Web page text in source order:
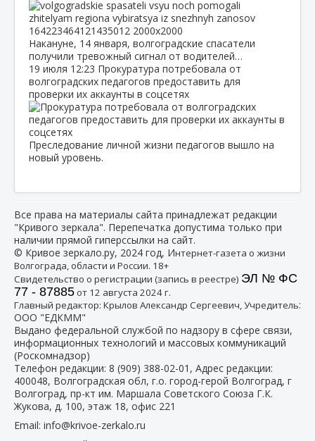
Накануне, 14 января, волгоградские спасатели
получили тревожный сигнал от водителей…
19 июля 12:23 Прокуратура потребовала от
волгоградских педагогов предоставить для
проверки их аккаунты в соцсетях
Преследование личной жизни педагогов вышло на
новый уровень.
Все права на материалы сайта принадлежат редакции
"Кривого зеркала". Перепечатка допустима только при
наличии прямой гиперссылки на сайт.
© Кривое зеркало.ру, 2024 год, Интернет-газета о жизни
Волгограда, области и России. 18+
Свидетельство о регистрации (запись в реестре) ЭЛ № ФС
77 - 87885от 12 августа 2024 г.
Главный редактор: Крылов Александр Сергеевич, Учредитель:
ООО "ЕДКММ"
Выдано федеральной службой по надзору в сфере связи,
информационных технологий и массовых коммуникаций
(Роскомнадзор)
Телефон редакции: 8 (909) 388-02-01 , Адрес редакции:
400048, Волгоградская обл, г.о. город-герой Волгоград, г
Волгоград, пр-кт им. Маршала Советского Союза Г.К.
Жукова, д. 100, этаж 18, офис 221
Email: info@krivoe-zerkalo.ru